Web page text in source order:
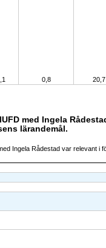
0,8
med Ingela
lärandemål.
Ingela Rådestad var relevant i